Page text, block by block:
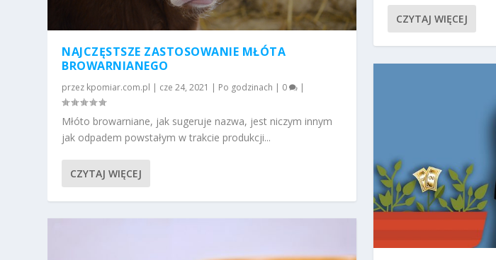
NAJCZĘSTSZE ZASTOSOWANIE MŁÓTA
BROWARNIANEGO
przez kpomiar.com.pl | cze 24, 2021 | Po godzinach | 0 |
Młóto browarniane, jak sugeruje nazwa, jest niczym innym
jak odpadem powstałym w trakcie produkcji...
CZYTAJ WIĘCEJ
CZYTAJ WIĘCEJ